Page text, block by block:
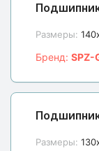
Размеры:
Бренд: SPZ-
Размеры: